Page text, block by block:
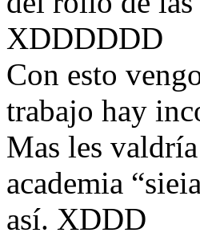
XDDDDDD
Con esto
trabajo hay
Mas les
academia
así. XDDD